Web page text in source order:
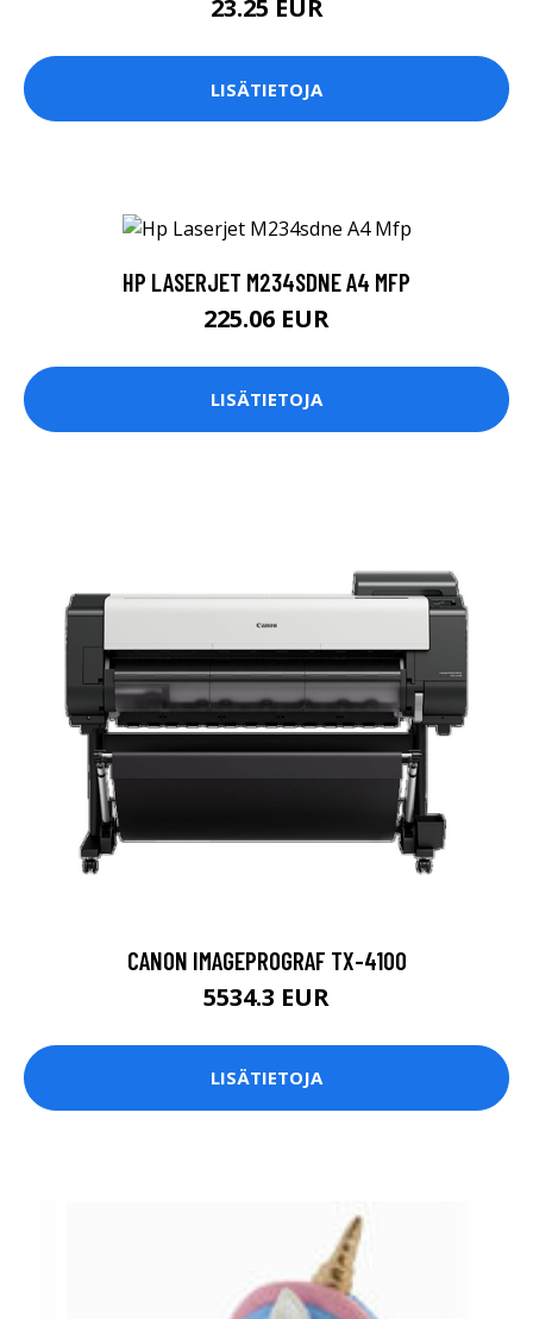
23.25 EUR
LISÄTIETOJA
HP LASERJET M234SDNE A4 MFP
225.06 EUR
LISÄTIETOJA
CANON IMAGEPROGRAF TX-4100
5534.3 EUR
LISÄTIETOJA